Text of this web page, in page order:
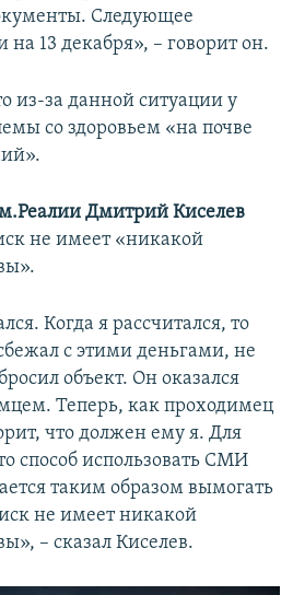
Следующее
на 13 декабря», – говорит он.
из-за данной ситуации у
со здоровьем «на почве
Дмитрий Киселев
не имеет «никакой
Когда я рассчитался, то
с этими деньгами, не
объект. Он оказался
Теперь, как проходимец
что должен ему я. Для
способ использовать СМИ
таким образом вымогать
не имеет никакой
– сказал Киселев.